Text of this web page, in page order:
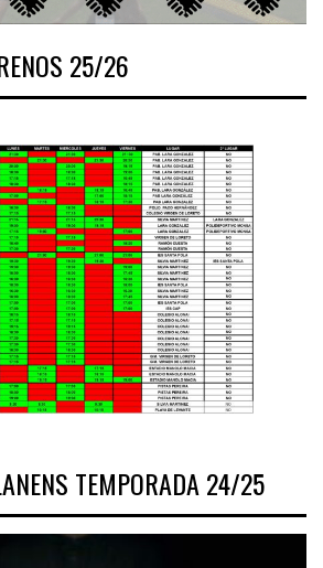
25/26
TEMPORADA 24/25